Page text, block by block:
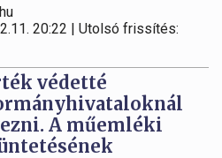
20:22 | Utolsó frissítés:
védetté
A műemléki